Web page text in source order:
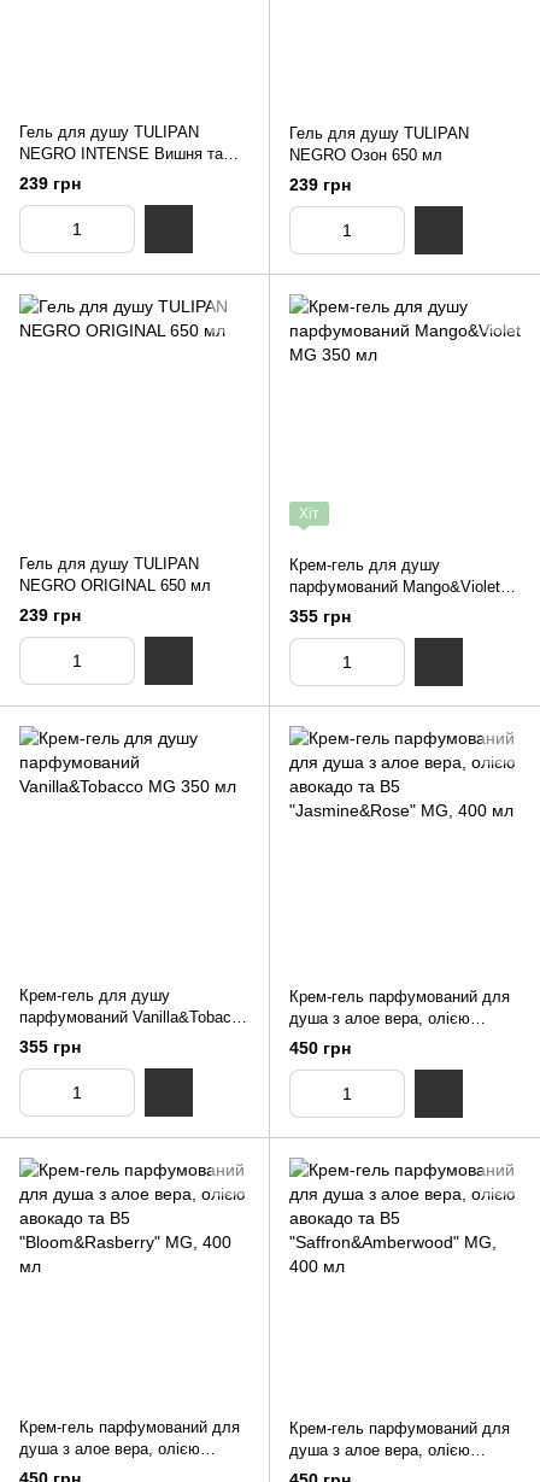
Гель для душу TULIPAN
NEGRO INTENSE Вишня та
фрезія 550 мл
239 грн
Гель для душу TULIPAN
NEGRO Озон 650 мл
239 грн
Гель для душу TULIPAN
NEGRO ORIGINAL 650 мл
239 грн
Хіт
Крем-гель для душу
парфумований Mango&Violet
MG 350 мл
355 грн
Крем-гель для душу
парфумований Vanilla&Tobaccо
MG 350 мл
355 грн
Крем-гель парфумований для
душа з алое вера, олією
авокадо та В5 "Jasmine&Rose"
MG, 400 мл
450 грн
Крем-гель парфумований для
душа з алое вера, олією
авокадо та В5
Крем-гель парфумований для
душа з алое вера, олією
авокадо та В5